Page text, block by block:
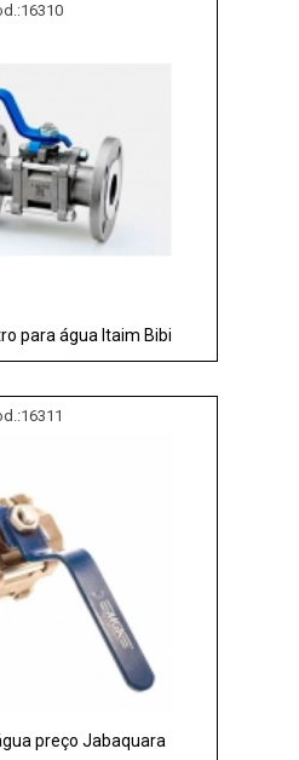
16310
para água Itaim Bibi
16311
preço Jabaquara